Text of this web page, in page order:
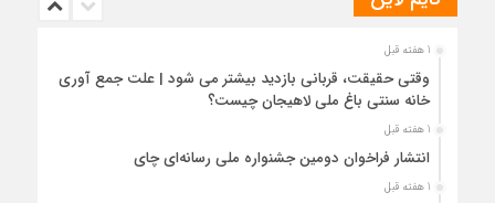
1 هفته قبل
وقتی حقیقت، قربانی بازدید بیشتر می شود | علت جمع آوری
خانه سنتی باغ ملی لاهیجان چیست؟
1 هفته قبل
انتشار فراخوان دومین جشنواره ملی رسانه‌ای چای
1 هفته قبل